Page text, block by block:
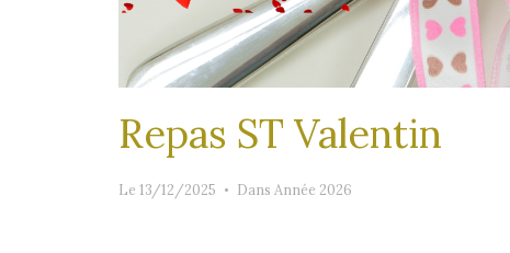
Repas ST Valentin
Le 13/12/2025 Dans Année 2026